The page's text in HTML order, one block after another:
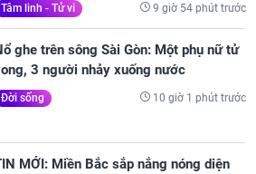
Tâm linh - Tử vi 9 giờ 54 phút trước
ghe trên sông Sài Gòn: Một phụ nữ tử
3 người nhảy xuống nước
Đời sống 10 giờ 1 phút trước
MỚI: Miền Bắc sắp nắng nóng diện